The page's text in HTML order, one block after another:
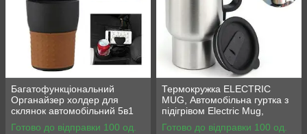
Багатофункціональний
Органайзер холдер для
склянок автомобільний 5в1
Car holder 5in1
Готово до відправки 100 од.
Термокружка ELECTRIC
MUG, Автомобільна гуртка з
підігрівом Electric Mug,
Кружка з підігрівом
Готово до відправки 100 од.